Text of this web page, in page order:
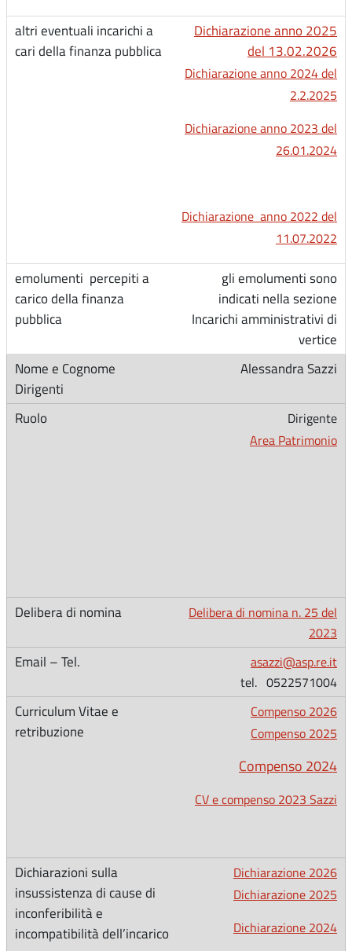
Dichiarazione anno 2025
del 13.02.2026
Dichiarazione anno 2024 del
2.2.2025
Dichiarazione anno 2023 del
26.01.2024
Dichiarazione anno 2022 del
11.07.2022
gli emolumenti sono
indicati nella sezione
Incarichi amministrativi di
vertice
Alessandra Sazzi
Dirigente
Area Patrimonio
Delibera di nomina n. 25 del
2023
asazzi@asp.re.it
tel. 0522571004
Compenso 2026
Compenso 2025
Compenso 2024
CV e compenso 2023 Sazzi
Dichiarazione 2026
Dichiarazione 2025
Dichiarazione 2024